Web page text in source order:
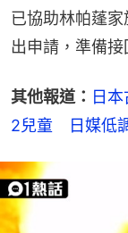
已協助林帕蓬
出申請，準備接
其他報道： 日
2兒童　日媒低